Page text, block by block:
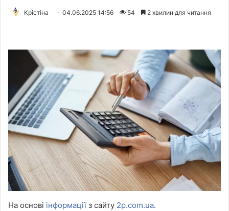
Крістіна 04.06.2025 14:56 54 2 хвилин для читання
На основі інформації з сайту 2p.com.ua.